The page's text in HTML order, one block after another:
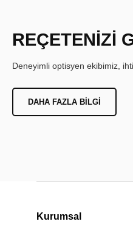
REÇETENİZİ
Deneyimli optisyen ekibimiz,
DAHA FAZLA BILGI
Kurumsal